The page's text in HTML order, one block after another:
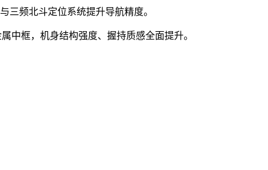
三频北斗定位系统提升导航精度。
中框，机身结构强度、握持质感全面提升。